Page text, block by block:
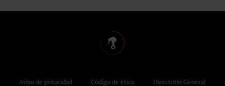
Aviso de privacidad Código de ética Directorio General